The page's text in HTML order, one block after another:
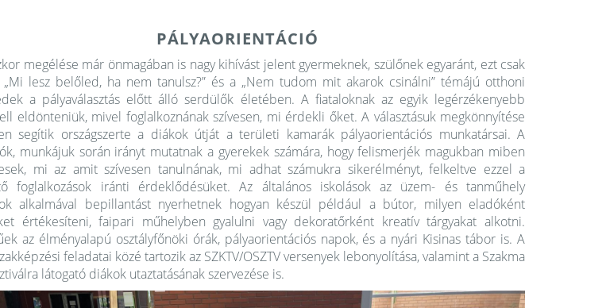
PÁLYAORIENTÁCIÓ
megélése már önmagában is nagy kihívást jelent gyermeknek, szülőnek egyaránt, ezt csak
lesz belőled, ha nem tanulsz?” és a „Nem tudom mit akarok csinálni” témájú otthoni
a pályaválasztás előtt álló serdülők életében. A fiataloknak az egyik legérzékenyebb
eldönteniük, mivel foglalkoznának szívesen, mi érdekli őket. A választásuk megkönnyítése
segítik országszerte a diákok útját a területi kamarák pályaorientációs munkatársai. A
munkájuk során irányt mutatnak a gyerekek számára, hogy felismerjék magukban miben
mi az amit szívesen tanulnának, mi adhat számukra sikerélményt, felkeltve ezzel a
foglalkozások iránti érdeklődésüket. Az általános iskolások az üzem- és tanműhely
alkalmával bepillantást nyerhetnek hogyan készül például a bútor, milyen eladóként
értékesíteni, faipari műhelyben gyalulni vagy dekoratőrként kreatív tárgyakat alkotni.
az élményalapú osztályfőnöki órák, pályaorientációs napok, és a nyári Kisinas tábor is. A
feladatai közé tartozik az SZKTV/OSZTV versenyek lebonyolítása, valamint a Szakma
látogató diákok utaztatásának szervezése is.